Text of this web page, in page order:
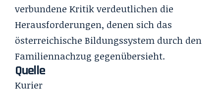
verbundene Kritik verdeutlichen die
Herausforderungen, denen sich das
österreichische Bildungssystem durch den
Familiennachzug gegenübersieht.
Quelle
Kurier